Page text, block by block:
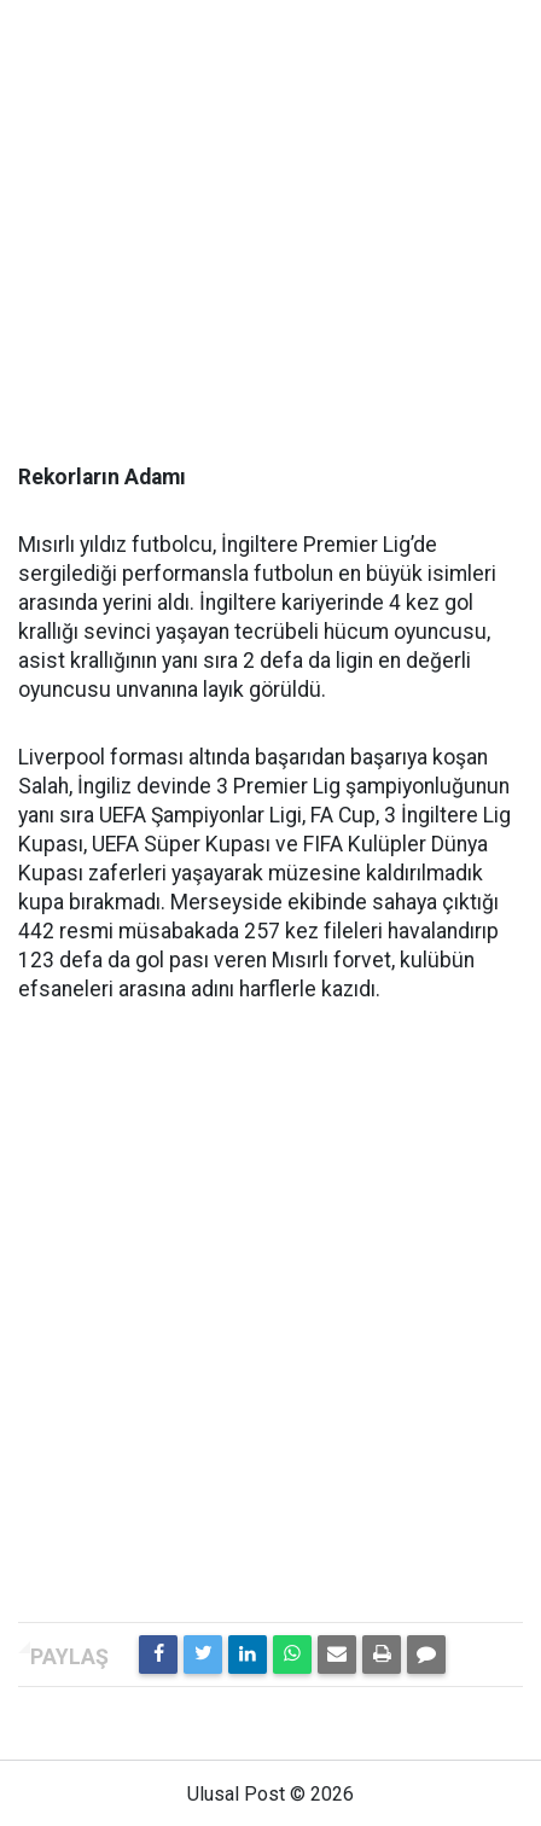
Rekorların Adamı
Mısırlı yıldız futbolcu, İngiltere Premier Lig’de
sergilediği performansla futbolun en büyük isimleri
arasında yerini aldı. İngiltere kariyerinde 4 kez gol
krallığı sevinci yaşayan tecrübeli hücum oyuncusu,
asist krallığının yanı sıra 2 defa da ligin en değerli
oyuncusu unvanına layık görüldü.
Liverpool forması altında başarıdan başarıya koşan
Salah, İngiliz devinde 3 Premier Lig şampiyonluğunun
yanı sıra UEFA Şampiyonlar Ligi, FA Cup, 3 İngiltere Lig
Kupası, UEFA Süper Kupası ve FIFA Kulüpler Dünya
Kupası zaferleri yaşayarak müzesine kaldırılmadık
kupa bırakmadı. Merseyside ekibinde sahaya çıktığı
442 resmi müsabakada 257 kez fileleri havalandırıp
123 defa da gol pası veren Mısırlı forvet, kulübün
efsaneleri arasına adını harflerle kazıdı.
Ulusal Post © 2026